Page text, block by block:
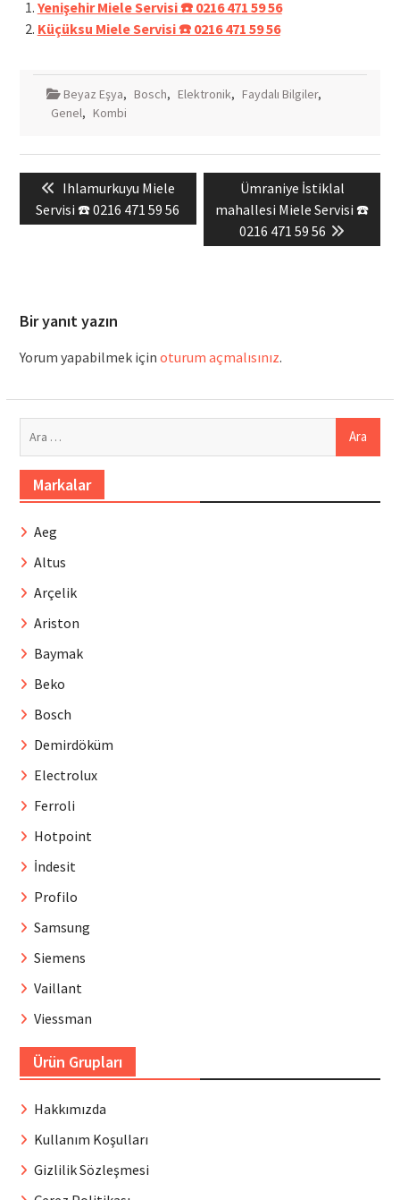
Yenişehir Miele Servisi ☎️ 0216 471 59 56
Küçüksu Miele Servisi ☎️ 0216 471 59 56
Beyaz Eşya, Bosch, Elektronik, Faydalı Bilgiler,
Genel, Kombi
gezinmesi
Previous
post:
Ihlamurkuyu Miele
Servisi ☎️ 0216 471 59 56
Next
post:
Ümraniye İstiklal
mahallesi Miele Servisi ☎️
0216 471 59 56
Bir yanıt yazın
Yorum yapabilmek için oturum açmalısınız.
Markalar
Aeg
Altus
Arçelik
Ariston
Baymak
Beko
Bosch
Demirdöküm
Electrolux
Ferroli
Hotpoint
İndesit
Profilo
Samsung
Siemens
Vaillant
Viessman
Ürün Grupları
Hakkımızda
Kullanım Koşulları
Gizlilik Sözleşmesi